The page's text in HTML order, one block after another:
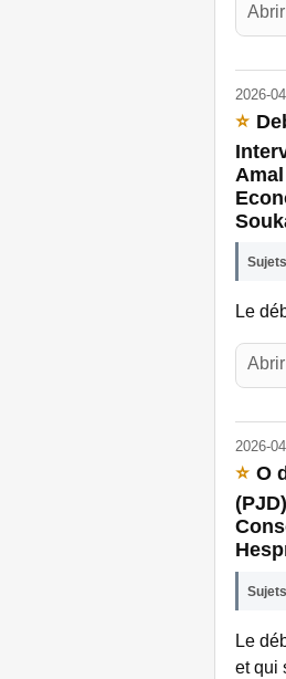
Abrir
2026-
⭐
Le
Abrir
2026-
⭐ O
Le
et qui